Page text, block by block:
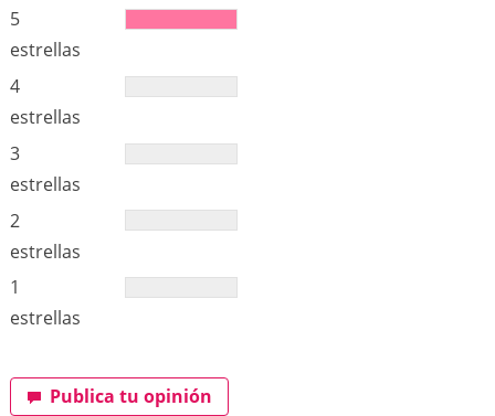
5
estrellas
4
estrellas
3
estrellas
2
estrellas
1
estrellas
Publica tu opinión